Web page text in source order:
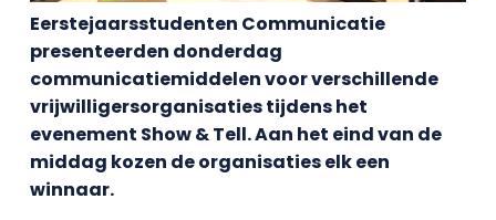
Eerstejaarsstudenten Communicatie
presenteerden donderdag
communicatiemiddelen voor verschillende
vrijwilligersorganisaties tijdens het
evenement Show & Tell. Aan het eind van de
middag kozen de organisaties elk een
winnaar.